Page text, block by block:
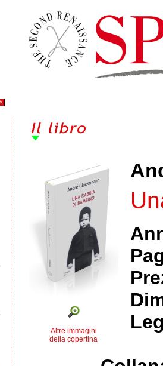
Altre immagini
della copertina